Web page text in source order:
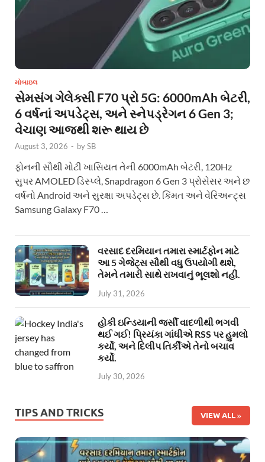
મોબાઇલ
સેમસંગ ગેલેક્સી F70 પ્રો 5G: 6000mAh બેટરી,
6 વર્ષનાં અપડેટ્સ, અને સ્નેપડ્રેગન 6 Gen 3;
વેચાણ આજથી શરૂ થાય છે
August 3, 2026 - bySB
ફોનની સૌથી મોટી ખાસિયત તેની 6000mAh બેટરી, 120Hz
સુપર AMOLED ડિસ્પ્લે, Snapdragon 6 Gen 3 પ્રોસેસર અને છ
વર્ષનો Android અને સુરક્ષા અપડેટ્સ છે. કિંમત અને વેરિઅન્ટ્સ
Samsung Galaxy F70 …
વરસાદ દરમિયાન તમારા સ્માર્ટફોન માટે
આ 5 ગેજેટ્સ સૌથી વધુ ઉપયોગી થશે,
તેમને તમારી સાથે રાખવાનું ભૂલશો નહીં.
July 31, 2026
હોકી ઇન્ડિયાની જર્સી વાદળીથી ભગવી
થઈ ગઈ! પ્રિયંકા ગાંધીએ RSS પર હુમલો
કર્યો, અને દિલીપ તિર્કીએ તેનો બચાવ
કર્યો.
July 30, 2026
TIPS AND TRICKS VIEW ALL